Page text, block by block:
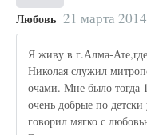
Любовь 21 марта
Я живу в г.Алма-
Николая служил
очами. Мне было тогда
очень добрые по детски
говорил мягко с